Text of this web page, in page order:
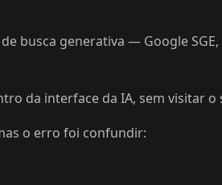
busca generativa — Google SGE,
da interface da IA, sem visitar o
o erro foi confundir: